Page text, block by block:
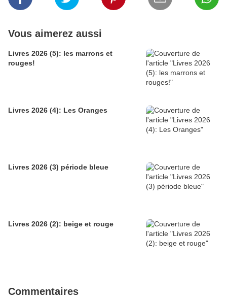
Vous aimerez aussi
Livres 2026 (5): les marrons et
rouges!
Livres 2026 (4): Les Oranges
Livres 2026 (3) période bleue
Livres 2026 (2): beige et rouge
Commentaires